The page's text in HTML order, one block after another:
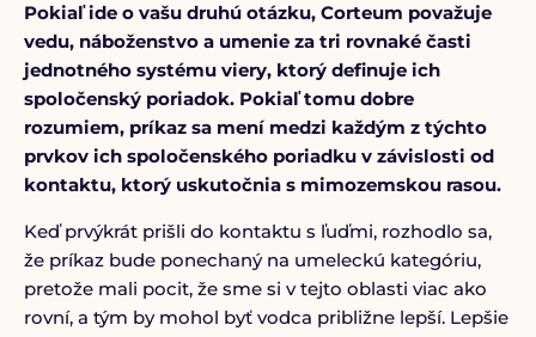
Pokiaľ ide o vašu druhú otázku, Corteum považuje
vedu, náboženstvo a umenie za tri rovnaké časti
jednotného systému viery, ktorý definuje ich
spoločenský poriadok. Pokiaľ tomu dobre
rozumiem, príkaz sa mení medzi každým z týchto
prvkov ich spoločenského poriadku v závislosti od
kontaktu, ktorý uskutočnia s mimozemskou rasou.
Keď prvýkrát prišli do kontaktu s ľuďmi, rozhodlo sa,
že príkaz bude ponechaný na umeleckú kategóriu,
pretože mali pocit, že sme si v tejto oblasti viac ako
rovní, a tým by mohol byť vodca približne lepší. Lepšie